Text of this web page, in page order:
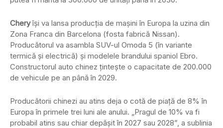
Cheryîși va lansa producția de mașini în Europa la uzina din
Zona Franca din Barcelona (fosta fabrică Nissan).
Producătorul va asambla SUV-ul Omoda 5 (în variante
termică și electrică) și modelele brandului spaniol Ebro.
Constructorul auto chinez țintește o capacitate de 200.000
de vehicule pe an până în 2029.
Producătorii chinezi au atins deja o cotă de piață de 8% în
Europa în primele trei luni ale anului. „Pragul de 10% va fi
probabil atins sau chiar depășit în 2027 sau 2028”, a sublinia